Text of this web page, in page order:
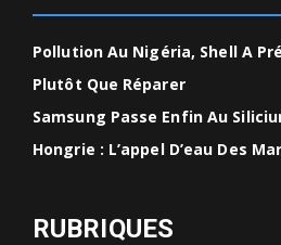
Pollution Au Nigéria, Shell A
Plutôt Que Réparer
Samsung Passe Enfin Au
Hongrie : L’appel D’eau Des
RUBRIQUES